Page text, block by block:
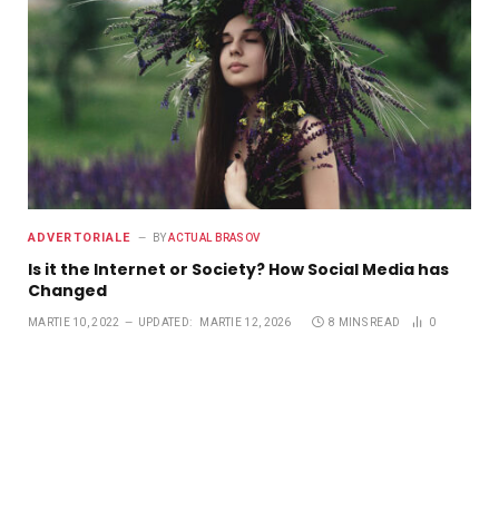
ADVERTORIALE BY ACTUAL BRASOV
Is it the Internet or Society? How Social Media has
Changed
MARTIE 10, 2022 UPDATED: MARTIE 12, 2026 8 MINS READ 0